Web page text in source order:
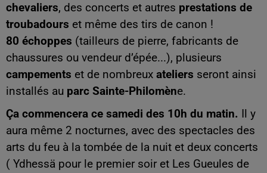
chevaliers, des concerts et autres prestations de
troubadours et même des tirs de canon !
80 échoppes (tailleurs de pierre, fabricants de
chaussures ou vendeur d’épée...), plusieurs
campements et de nombreux ateliers seront ainsi
installés au parc Sainte-Philomène.
Ça commencera ce samedi des 10h du matin. Il y
aura même 2 nocturnes, avec des spectacles des
arts du feu à la tombée de la nuit et deux concerts
( Ydhessä pour le premier soir et Les Gueules de